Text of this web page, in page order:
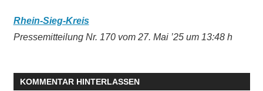
Rhein-Sieg-Kreis
Pressemitteilung Nr. 170 vom 27. Mai ’25 um 13:48 h
KOMMENTAR HINTERLASSEN